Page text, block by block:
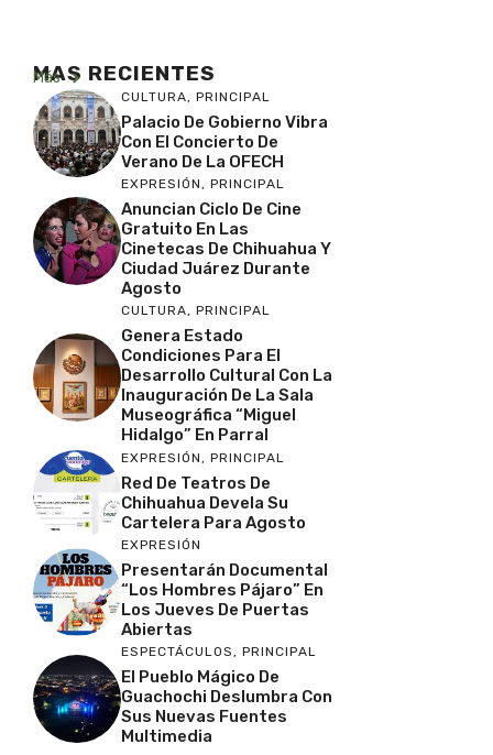
MAS RECIENTES
Más
CULTURA, PRINCIPAL
Palacio De Gobierno Vibra
Con El Concierto De
Verano De La OFECH
EXPRESIÓN, PRINCIPAL
Anuncian Ciclo De Cine
Gratuito En Las
Cinetecas De Chihuahua Y
Ciudad Juárez Durante
Agosto
CULTURA, PRINCIPAL
Genera Estado
Condiciones Para El
Desarrollo Cultural Con La
Inauguración De La Sala
Museográfica “Miguel
Hidalgo” En Parral
EXPRESIÓN , PRINCIPAL
Red De Teatros De
Chihuahua Devela Su
Cartelera Para Agosto
EXPRESIÓN
Presentarán Documental
“Los Hombres Pájaro” En
Los Jueves De Puertas
Abiertas
ESPECTÁCULOS, PRINCIPAL
El Pueblo Mágico De
Guachochi Deslumbra Con
Sus Nuevas Fuentes
Multimedia